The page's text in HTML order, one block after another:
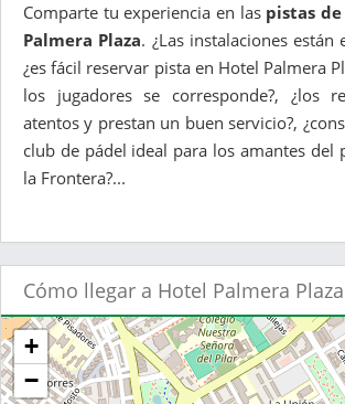
Comparte tu experiencia en las pistas
Palmera Plaza. ¿Las instalaciones están
¿es fácil reservar pista en Hotel Palmera
los jugadores se corresponde?, ¿los
atentos y prestan un buen servicio?,
club de pádel ideal para los amantes del
la Frontera?...
Cómo llegar a Hotel Palmera Plaza
+
−